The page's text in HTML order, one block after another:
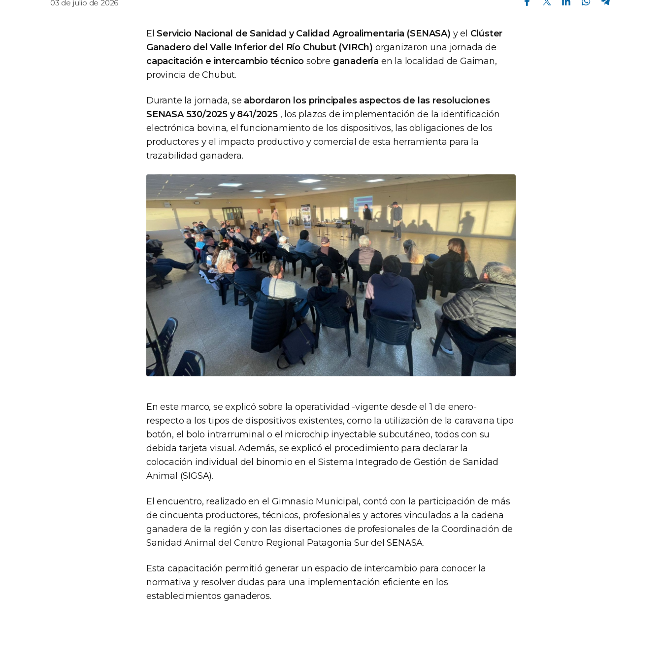
03 de julio de 2026
ElServicio Nacional de Sanidad y Calidad Agroalimentaria (SENASA) y el Clúster
Ganadero del Valle Inferior del Río Chubut (VIRCh) organizaron una jornada de
capacitación e intercambio técnico sobre ganadería en la localidad de Gaiman,
provincia de Chubut.
Durante la jornada, se abordaron los principales aspectos de las resoluciones
SENASA 530/2025 y 841/2025, los plazos de implementación de la identificación
electrónica bovina, el funcionamiento de los dispositivos, las obligaciones de los
productores y el impacto productivo y comercial de esta herramienta para la
trazabilidad ganadera.
En este marco, se explicó sobre la operatividad -vigente desde el 1 de enero-
respecto a los tipos de dispositivos existentes, como la utilización de la caravana tipo
botón, el bolo intrarruminal o el microchip inyectable subcutáneo, todos con su
debida tarjeta visual. Además, se explicó el procedimiento para declarar la
colocación individual del binomio en el Sistema Integrado de Gestión de Sanidad
Animal (SIGSA).
El encuentro, realizado en el Gimnasio Municipal, contó con la participación de más
de cincuenta productores, técnicos, profesionales y actores vinculados a la cadena
ganadera de la región y con las disertaciones de profesionales de la Coordinación de
Sanidad Animal del Centro Regional Patagonia Sur del SENASA.
Esta capacitación permitió generar un espacio de intercambio para conocer la
normativa y resolver dudas para una implementación eficiente en los
establecimientos ganaderos.